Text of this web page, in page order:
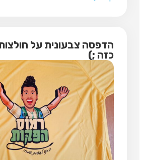
הדפסה צבעונית על
כזה ;)